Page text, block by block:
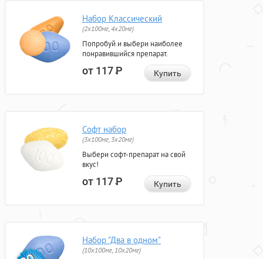
Набор Классический
(2x100мг, 4x20мг)
Попробуй и выбери наиболее
понравившийся препарат.
от 117Р Купить
Софт набор
(3x100мг, 3x20мг)
Выбери софт-препарат на свой
вкус!
от 117Р Купить
Набор "Два в одном"
(10x100мг, 10x20мг)